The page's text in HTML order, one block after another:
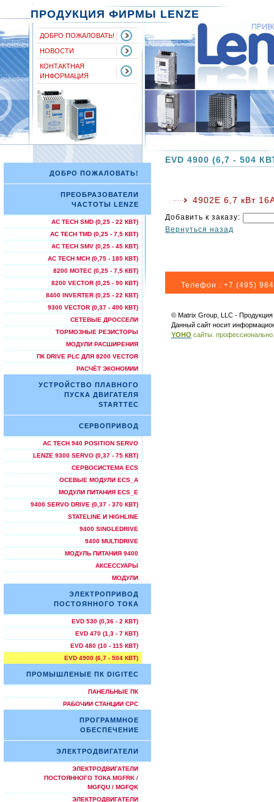
ПРОДУКЦИЯ ФИРМЫ LENZE
ДОБРО ПОЖАЛОВАТЬ!
НОВОСТИ
КОНТАКТНАЯ
ИНФОРМАЦИЯ
ДОБРО ПОЖАЛОВАТЬ!
ПРЕОБРАЗОВАТЕЛИ
ЧАСТОТЫ LENZE
AC TECH SMD (0,25 - 22 КВТ)
AC TECH TMD (0,25 - 7,5 КВТ)
AC TECH SMV (0,25 - 45 КВТ)
AC TECH МСН (0,75 - 185 КВТ)
8200 MOTEC (0,25 - 7,5 КВТ)
8200 VECTOR (0,25 - 90 КВТ)
8400 INVERTER (0,25 - 22 КВТ)
9300 VECTOR (0,37 - 400 КВТ)
СЕТЕВЫЕ ДРОССЕЛИ
ТОРМОЗНЫЕ РЕЗИСТОРЫ
МОДУЛИ РАСШИРЕНИЯ
ПК DRIVE PLC ДЛЯ 8200 VECTOR
РАСЧЁТ ЭКОНОМИИ
УСТРОЙСТВО ПЛАВНОГО
ПУСКА ДВИГАТЕЛЯ
STARTTEC
СЕРВОПРИВОД
AC TECH 940 POSITION SERVO
LENZE 9300 SERVO (0,37 - 75 КВТ)
СЕРВОСИСТЕМА ECS
ОСЕВЫЕ МОДУЛИ ECS_A
МОДУЛИ ПИТАНИЯ ECS_E
9400 SERVO DRIVE (0,37 - 370 КВТ)
STATELINE И HIGHLINE
9400 SINGLEDRIVE
9400 MULTIDRIVE
МОДУЛЬ ПИТАНИЯ 9400
АКСЕССУАРЫ
МОДУЛИ
ЭЛЕКТРОПРИВОД
ПОСТОЯННОГО ТОКА
EVD 530 (0,36 - 2 КВТ)
EVD 470 (1,3 - 7 КВТ)
EVD 480 (10 - 115 КВТ)
EVD 4900 (6,7 - 504 КВТ)
ПРОМЫШЛЕНЫЕ ПК DIGITEC
ПАНЕЛЬНЫЕ ПК
РАБОЧИИ СТАНЦИИ СРС
ПРОГРАММНОЕ
ОБЕСПЕЧЕНИЕ
ЭЛЕКТРОДВИГАТЕЛИ
ЭЛЕКТРОДВИГАТЕЛИ
ПОСТОЯННОГО ТОКА MGFRK /
MGFQU / MGFQK
ЭЛЕКТРОДВИГАТЕЛИ
EVD 4900 (6,7 - 504
4902E 6,7 кВт
Добавить к заказу:
Вернуться назад
Телефон : +7 (495)
© Matrix Group, LLC -
Данный сайт носит
YOHO сайты. профессионально.